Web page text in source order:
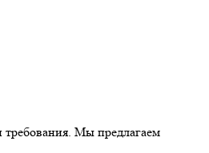
требования. Мы предлагаем